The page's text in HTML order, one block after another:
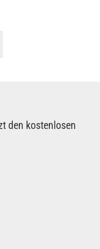
den kostenlosen